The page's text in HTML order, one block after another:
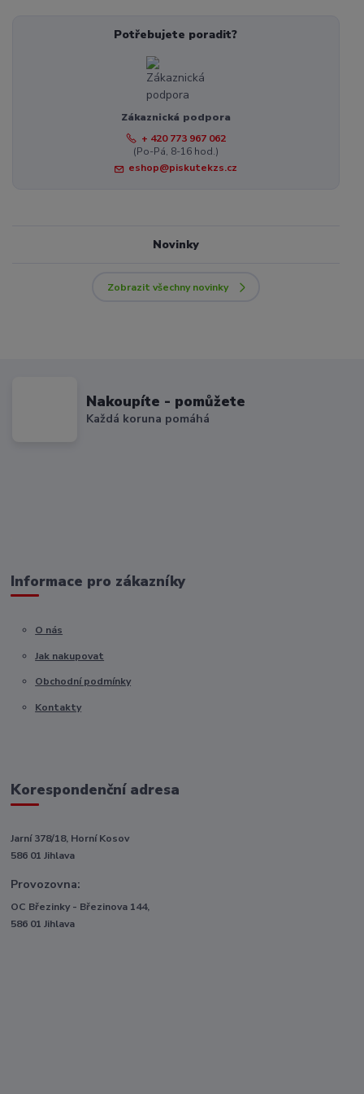
Potřebujete poradit?
Zákaznická podpora
+ 420 773 967 062
(Po-Pá, 8-16 hod.)
eshop@piskutekzs.cz
Novinky
Zobrazit všechny novinky
Nakoupíte - pomůžete
Každá koruna pomáhá
Informace pro zákazníky
O nás
Jak nakupovat
Obchodní podmínky
Kontakty
Korespondenční adresa
Jarní 378/18, Horní Kosov
586 01 Jihlava
Provozovna:
OC Březinky - Březinova 144,
586 01 Jihlava